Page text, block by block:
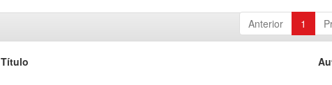
Anterior 1
Título